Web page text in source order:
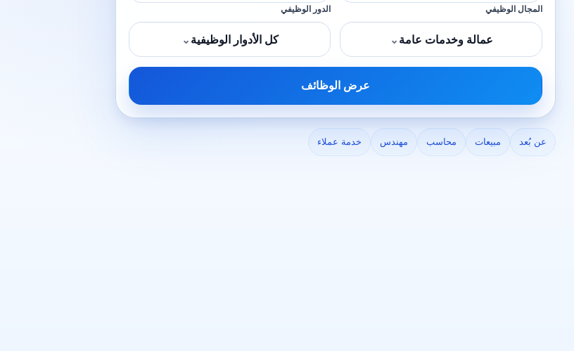
المجال الوظيفي
عمالة وخدمات عامة ⌄
الدور الوظيفي
كل الأدوار الوظيفية ⌄
عرض الوظائف
عن بُعد مبيعات محاسب مهندس خدمة عملاء